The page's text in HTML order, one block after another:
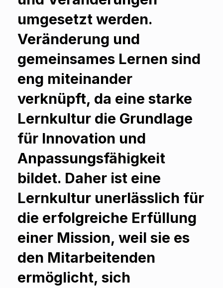
umgesetzt werden.
Veränderung und
gemeinsames Lernen sind
eng miteinander
verknüpft, da eine starke
Lernkultur die Grundlage
für Innovation und
Anpassungsfähigkeit
bildet. Daher ist eine
Lernkultur unerlässlich für
die erfolgreiche Erfüllung
einer Mission, weil sie es
den Mitarbeitenden
ermöglicht, sich